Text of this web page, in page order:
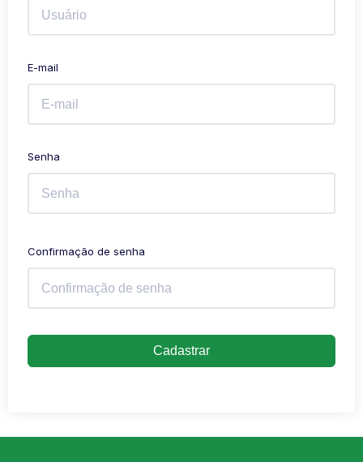
E-mail
Senha
Confirmação de senha
Cadastrar